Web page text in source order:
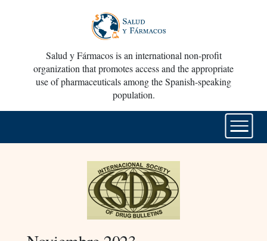
Salud y Fármacos is an international non-profit
organization that promotes access and the appropriate
use of pharmaceuticals among the Spanish-speaking
population.